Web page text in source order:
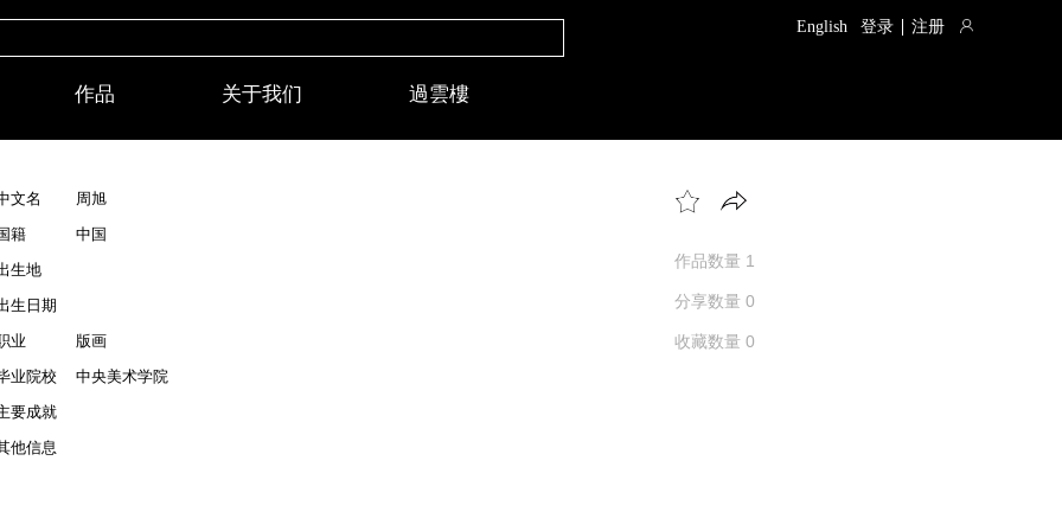
作品 关于我们 過雲樓
English 登录 注册
文名
周旭
籍
中国
生地
生日期
业
版画
业院校
中央美术学院
要成就
他信息
作品数量 1
分享数量 0
收藏数量 0